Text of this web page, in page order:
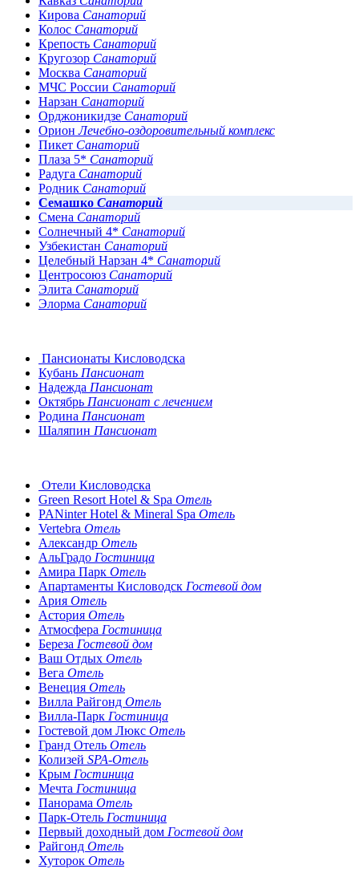
Кирова Санаторий
Колос Санаторий
Крепость Санаторий
Кругозор Санаторий
Москва Санаторий
МЧС России Санаторий
Нарзан Санаторий
Орджоникидзе Санаторий
ОрионЛечебно-оздоровительный комплекс
Пикет Санаторий
Плаза 5* Санаторий
Радуга Санаторий
Родник Санаторий
Семашко Санаторий
Смена Санаторий
Солнечный 4* Санаторий
Узбекистан Санаторий
Целебный Нарзан 4* Санаторий
Центросоюз Санаторий
Элита Санаторий
Элорма Санаторий
Пансионаты Кисловодска
Кубань Пансионат
Надежда Пансионат
Октябрь Пансионат с лечением
Родина Пансионат
Шаляпин Пансионат
Отели Кисловодска
Green Resort Hotel & Spa Отель
PANinter Hotel & Mineral Spa Отель
Vertebra Отель
Александр Отель
АльГрадо Гостиница
Амира Парк Отель
Апартаменты Кисловодск Гостевой дом
Ария Отель
Астория Отель
Атмосфера Гостиница
Береза Гостевой дом
Ваш Отдых Отель
Вега Отель
Венеция Отель
Вилла Райгонд Отель
Вилла-Парк Гостиница
Гостевой дом Люкс Отель
Гранд Отель Отель
Колизей SPA-Отель
Крым Гостиница
Мечта Гостиница
Панорама Отель
Парк-Отель Гостиница
Первый доходный дом Гостевой дом
Райгонд Отель
Хуторок Отель